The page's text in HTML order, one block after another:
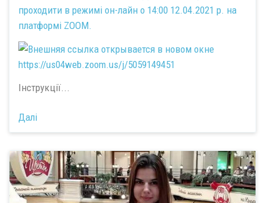
проходити в режимі он-лайн о 14:00 12.04.2021 р. на
платформі ZOOM.
https://us04web.zoom.us/j/5059149451
Інструкції...
Далі